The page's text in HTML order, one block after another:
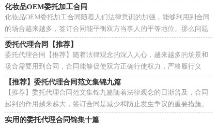
感到非常苦恼吧，下面是小编为大家整理的委托招聘...
化妆品OEM委托加工合同
化妆品OEM委托加工合同随着人们法律意识的加强，能够利用到合同
的场合越来越多，签订合同能平衡双方当事人的平等地位。那么问题
来了，到底应如何拟定合同呢？下面是小编精心整理的...
委托代理合同【推荐】
委托代理合同【推荐】随着法律观念的深入人心，越来越多的场景和
场合需要用到合同，合同能够促使双方正确行使权力，严格履行义
务。合同有不同的类型，当然也有不同的目的，下面是小编...
【推荐】委托代理合同范文集锦九篇
【推荐】委托代理合同范文集锦九篇随着法律观念的日渐普及，合同
起到的作用越来越大，签订合同是减少和防止发生争议的重要措施。
那么相关的合同到底怎么写呢？下面是小编收集整理...
实用的委托代理合同锦集十篇